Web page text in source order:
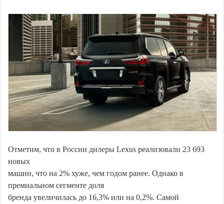
Отметим, что в России дилеры Lexus реализовали 23 693
новых
машин, что на 2% хуже, чем годом ранее. Однако в
премиальном сегменте доля
бренда увеличилась до 16,3% или на 0,2%. Самой